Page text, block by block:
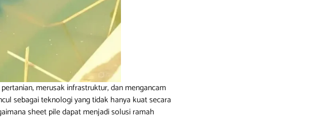
merusak infrastruktur, dan mengancam
sebagai teknologi yang tidak hanya kuat secara
sheet pile dapat menjadi solusi ramah